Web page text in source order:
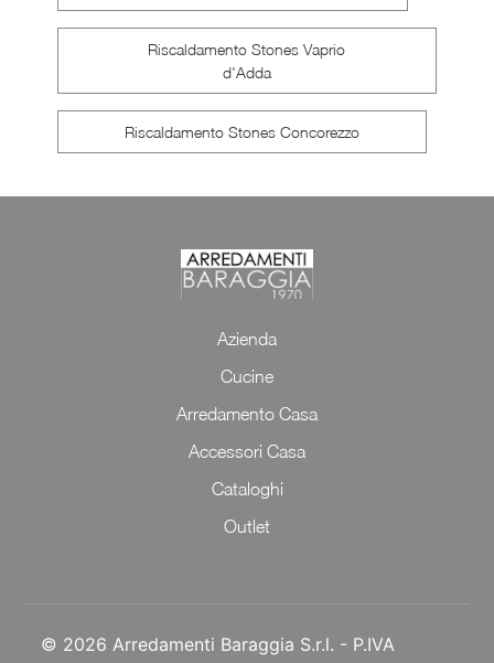
Riscaldamento Stones Vaprio
d'Adda
Riscaldamento Stones Concorezzo
Azienda
Cucine
Arredamento Casa
Accessori Casa
Cataloghi
Outlet
© 2026 Arredamenti Baraggia S.r.l. - P.IVA